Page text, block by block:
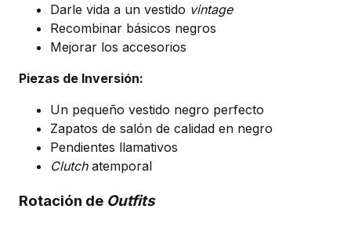
Darle vida a un vestido vintage
Recombinar básicos negros
Mejorar los accesorios
Piezas de Inversión:
Un pequeño vestido negro perfecto
Zapatos de salón de calidad en negro
Pendientes llamativos
Clutchatemporal
Rotación de Outfits